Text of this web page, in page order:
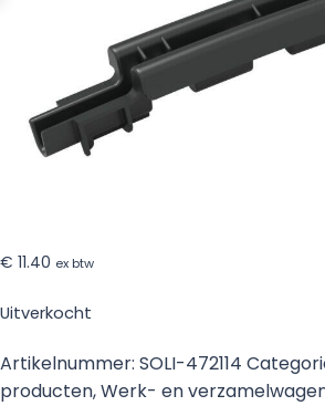
€ 11.40 ex btw
Uitverkocht
Artikelnummer: SOLI-472114
producten,Werk- en